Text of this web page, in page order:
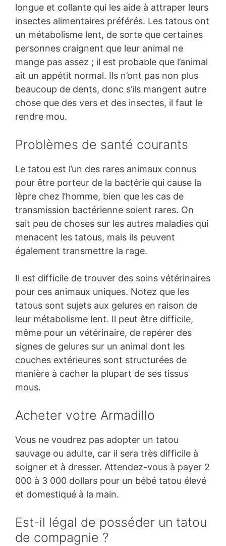
longue et collante qui les aide à attraper leurs
insectes alimentaires préférés. Les tatous ont
un métabolisme lent, de sorte que certaines
personnes craignent que leur animal ne
mange pas assez ; il est probable que l’animal
ait un appétit normal. Ils n’ont pas non plus
beaucoup de dents, donc s’ils mangent autre
chose que des vers et des insectes, il faut le
rendre mou.
Problèmes de santé courants
Le tatou est l’un des rares animaux connus
pour être porteur de la bactérie qui cause la
lèpre chez l’homme, bien que les cas de
transmission bactérienne soient rares. On
sait peu de choses sur les autres maladies qui
menacent les tatous, mais ils peuvent
également transmettre la rage.
Il est difficile de trouver des soins vétérinaires
pour ces animaux uniques. Notez que les
tatous sont sujets aux gelures en raison de
leur métabolisme lent. Il peut être difficile,
même pour un vétérinaire, de repérer des
signes de gelures sur un animal dont les
couches extérieures sont structurées de
manière à cacher la plupart de ses tissus
mous.
Acheter votre Armadillo
Vous ne voudrez pas adopter un tatou
sauvage ou adulte, car il sera très difficile à
soigner et à dresser. Attendez-vous à payer 2
000 à 3 000 dollars pour un bébé tatou élevé
et domestiqué à la main.
Est-il légal de posséder un tatou
de compagnie ?